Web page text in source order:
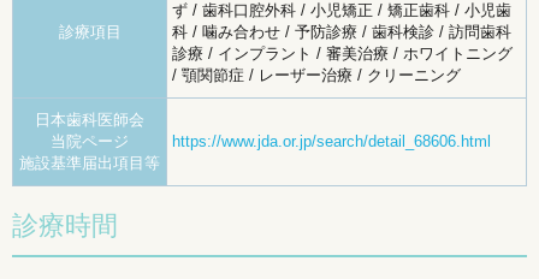
診療項目
ず / 歯科口腔外科 / 小児矯正 / 矯正歯科 / 小児歯
科 / 噛み合わせ / 予防診療 / 歯科検診 / 訪問歯科
診療 / インプラント / 審美治療 / ホワイトニング
/ 顎関節症 / レーザー治療 / クリーニング
日本歯科医師会
当院ページ
施設基準届出項目等
https://www.jda.or.jp/search/detail_68606.html
診療時間